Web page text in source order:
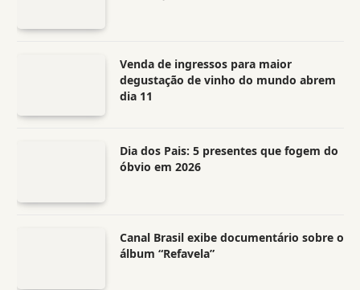
Venda de ingressos para maior
degustação de vinho do mundo abrem
dia 11
Dia dos Pais: 5 presentes que fogem do
óbvio em 2026
Canal Brasil exibe documentário sobre o
álbum “Refavela”